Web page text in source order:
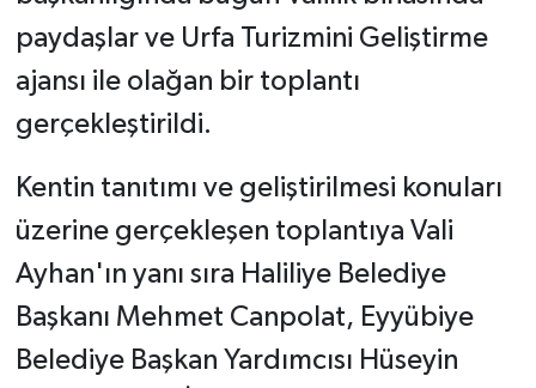
paydaşlar ve Urfa Turizmini Geliştirme
ajansı ile olağan bir toplantı
gerçekleştirildi.
Kentin tanıtımı ve geliştirilmesi konuları
üzerine gerçekleşen toplantıya Vali
Ayhan'ın yanı sıra Haliliye Belediye
Başkanı Mehmet Canpolat, Eyyübiye
Belediye Başkan Yardımcısı Hüseyin